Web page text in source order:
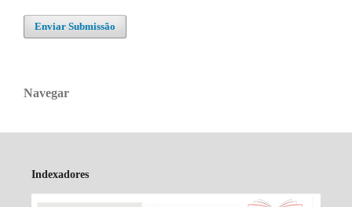
Enviar Submissão
Navegar
Indexadores